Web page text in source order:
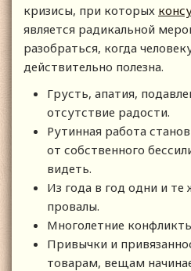
кризисы, при которых
является радикальной
разобраться, когда
действительно полезна.
Грусть, апатия,
отсутствие радости.
Рутинная работа
от собственного
видеть.
Из года в год одни и
провалы.
Многолетние
Привычки и
товарам, вещам